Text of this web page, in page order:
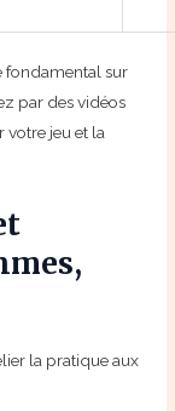
sur
par des vidéos
votre jeu et la
la pratique aux